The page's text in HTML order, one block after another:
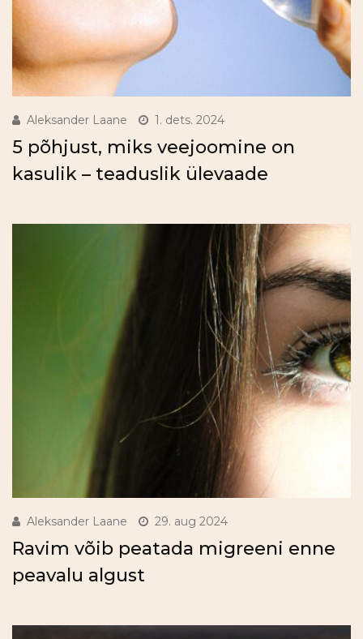
Aleksander Laane 1. dets. 2024
5 põhjust, miks veejoomine on
kasulik – teaduslik ülevaade
Aleksander Laane 29. aug 2024
Ravim võib peatada migreeni enne
peavalu algust